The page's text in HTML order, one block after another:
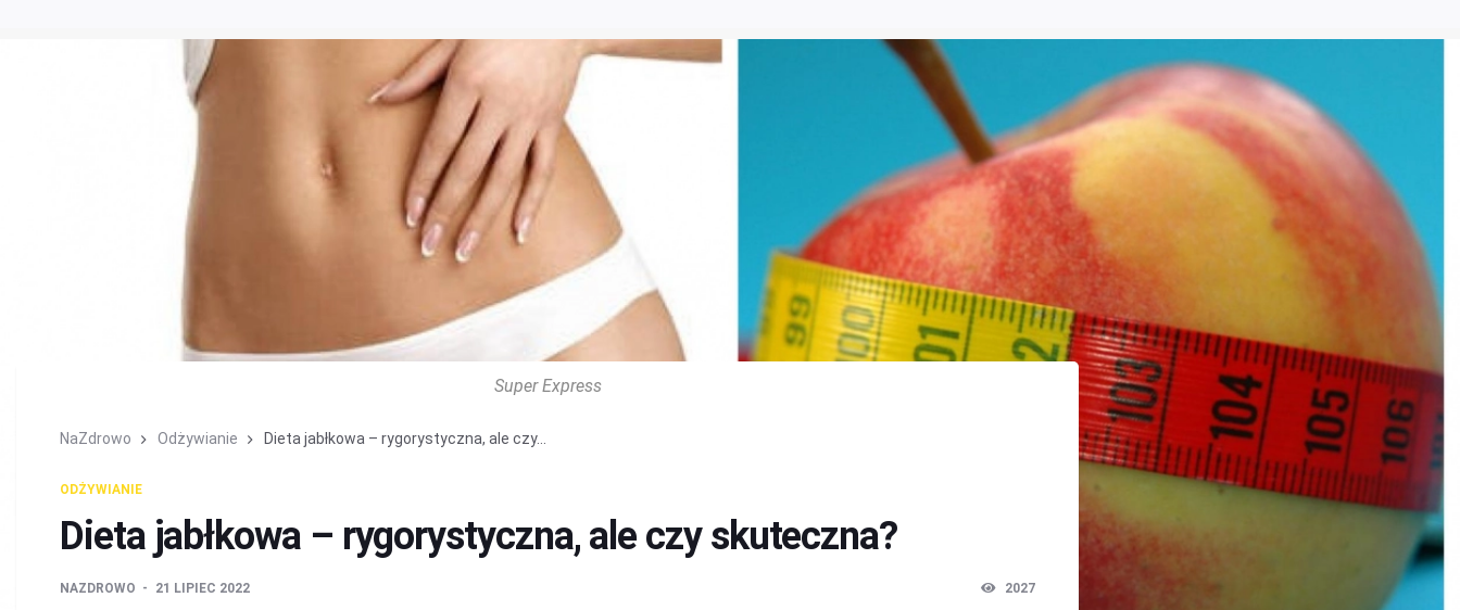
Super Express
NaZdrowo Odżywianie Dieta jabłkowa – rygorystyczna, ale czy...
ODŻYWIANIE
Dieta jabłkowa – rygorystyczna, ale czy skuteczna?
NAZDROWO 21 LIPIEC 2022 2027